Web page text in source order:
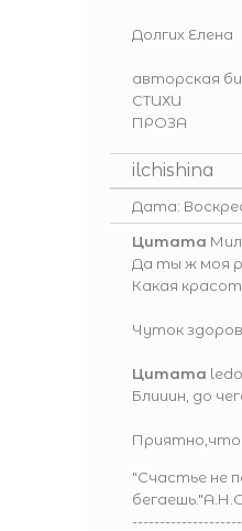
Долгих Елена
авторская
СТИХИ
ПРОЗА
ilchishina
Дата:
Цитата
Да ты ж моя
Какая
Чуток
Цитата
Блииин, до
Приятно,что
"Счастье не